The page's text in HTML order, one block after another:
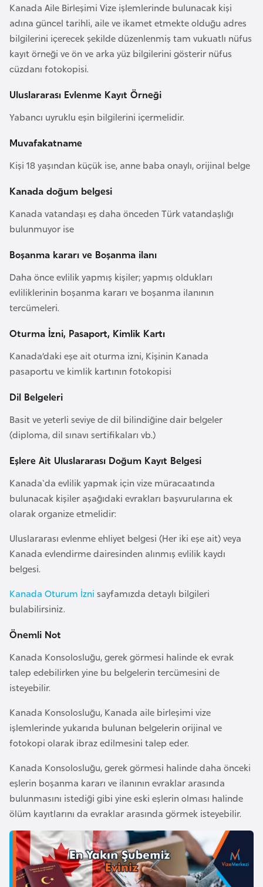
Kanada Aile Birleşimi Vize işlemlerinde bulunacak kişi
adına güncel tarihli, aile ve ikamet etmekte olduğu adres
bilgilerini içerecek şekilde düzenlenmiş tam vukuatlı nüfus
kayıt örneği ve ön ve arka yüz bilgilerini gösterir nüfus
cüzdanı fotokopisi.
Uluslararası Evlenme Kayıt Örneği
Yabancı uyruklu eşin bilgilerini içermelidir.
Muvafakatname
Kişi 18 yaşından küçük ise, anne baba onaylı, orijinal belge
Kanada doğum belgesi
Kanada vatandaşı eş daha önceden Türk vatandaşlığı
bulunmuyor ise
Boşanma kararı ve Boşanma ilanı
Daha önce evlilik yapmış kişiler; yapmış oldukları
evliliklerinin boşanma kararı ve boşanma ilanının
tercümeleri.
Oturma İzni, Pasaport, Kimlik Kartı
Kanada’daki eşe ait oturma izni, Kişinin Kanada
pasaportu ve kimlik kartının fotokopisi
Dil Belgeleri
Basit ve yeterli seviye de dil bilindiğine dair belgeler
(diploma, dil sınavı sertifikaları vb.)
Eşlere Ait Uluslararası Doğum Kayıt Belgesi
Kanada`da evlilik yapmak için vize müracaatında
bulunacak kişiler aşağıdaki evrakları başvurularına ek
olarak organize etmelidir:
Uluslararası evlenme ehliyet belgesi (Her iki eşe ait) veya
Kanada evlendirme dairesinden alınmış evlilik kaydı
belgesi.
Kanada Oturum İzni sayfamızda detaylı bilgileri
bulabilirsiniz.
Önemli Not
Kanada Konsolosluğu, gerek görmesi halinde ek evrak
talep edebilirken yine bu belgelerin tercümesini de
isteyebilir.
Kanada Konsolosluğu, Kanada aile birleşimi vize
işlemlerinde yukarıda bulunan belgelerin orijinal ve
fotokopi olarak ibraz edilmesini talep eder.
Kanada Konsolosluğu, gerek görmesi halinde daha önceki
eşlerin boşanma kararı ve ilanının evraklar arasında
bulunmasını istediği gibi yine eski eşlerin olması halinde
ölüm kayıtlarını da evraklar arasında görmek isteyebilir.
e
ş
B
l
a
u
B
l
ç
i
a
e
i
n
B
o
s
n
H
e
r
s
e
k
B
u
l
a
r
i
s
t
a
B
u
r
k
i
n
a